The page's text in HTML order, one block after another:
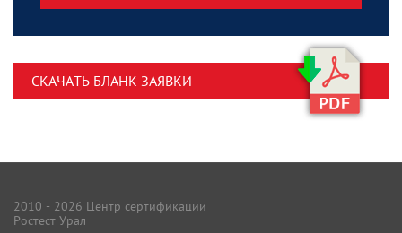
СКАЧАТЬ БЛАНК ЗАЯВКИ
2010 - 2026 Центр сертификации
Ростест Урал